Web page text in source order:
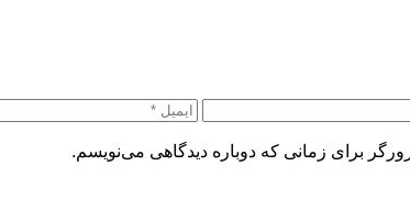
برای زمانی که دوباره دیدگاهی می‌نویسم.